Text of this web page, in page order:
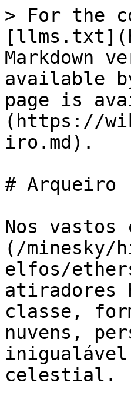
> For the
Markdown
available
page is
(https://
iro.md).
# Arqueiro
Nos vastos
(/minesky/
elfos/
atiradores
classe,
nuvens,
celestial.